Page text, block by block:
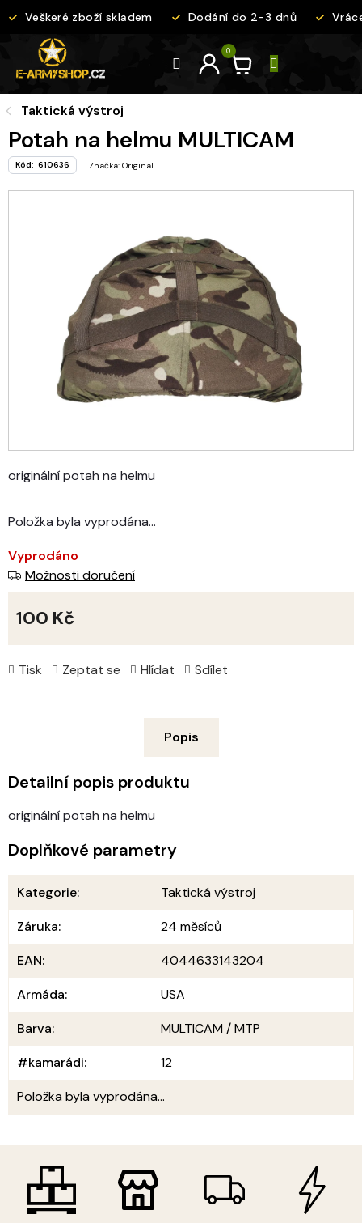
na
Veškeré zboží skladem Dodání do 2-3 dnů
Taktická výstroj
Potah na helmu MULTICAM
Kód: 610636 Značka: Original
Položka byla vyprodána…
originální potah na helmu
Tisk Zeptat se Hlídat Sdílet
Vyprodáno
Možnosti doručení
100 Kč
cena:
Popis
Detailní popis produktu
originální potah na helmu
Doplňkové parametry
Kategorie:
Taktická výstroj
Záruka:
24 měsíců
EAN:
4044633143204
Armáda:
USA
Barva:
MULTICAM / MTP
#kamarádi:
12
Položka byla vyprodána…